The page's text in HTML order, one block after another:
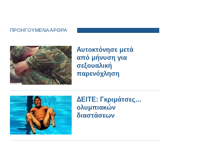
ΠΡΟΗΓΟΥΜΕΝΑ ΑΡΘΡΑ
Αυτοκτόνησε μετά
από μήνυση για
σεξουαλική
παρενόχληση
ΔΕΙΤΕ: Γκριμάτσες...
ολυμπιακών
διαστάσεων